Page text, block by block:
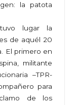
la patota
lugar la
de aquél 20
El primero en
militante
–TPR-
para
de los